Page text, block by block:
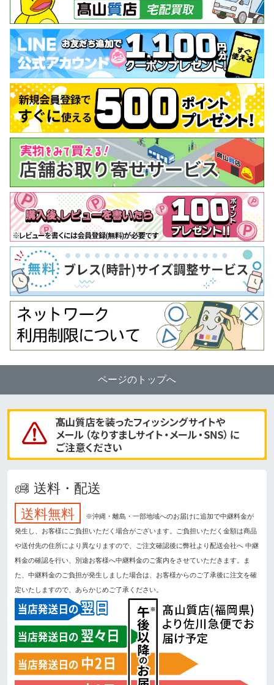
ページのトップへ
送料・配送
送料無料
※沖縄・離島・一部地域へのお届けに追加で中継料金が
発生し、お客様にご負担いただく場合がございます。ご負担いただく金額は商品
や送付先の住所により異なりますので、ご注文確認後に弊社より配送会社へ 中継
料金の確認を行い、別途お客様へ中継料金のご案内をさせていただきます。ま
た、中継料金のご負担が発生しました場合は、お客様からのご了承後に注文を確
定いたしますので、あらかじめご了承ください。